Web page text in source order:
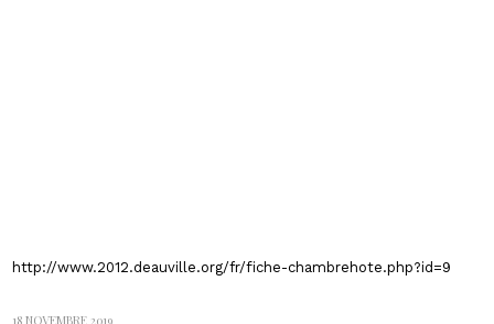
http://www.2012.deauville.org/fr/fiche-chambrehote.php?id=9
18 NOVEMBRE 2019